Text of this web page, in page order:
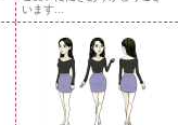
います...